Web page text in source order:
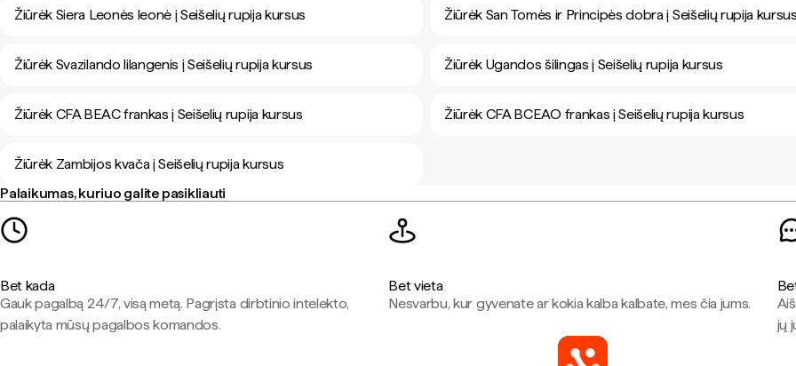
Žiūrėk Siera Leonės leonė į Seišelių rupija kursus Žiūrėk San Tomės ir Principės dobra į Seišelių rupija
Žiūrėk Svazilando lilangenis į Seišelių rupija kursus Žiūrėk Ugandos šilingas į Seišelių rupija kursus
Žiūrėk CFA BEAC frankas į Seišelių rupija kursus Žiūrėk CFA BCEAO frankas į Seišelių rupija kursus
Žiūrėk Zambijos kvača į Seišelių rupija kursus
Palaikumas, kuriuo galite pasikliauti
Bet kada
Gauk pagalbą 24/7, visą metą. Pagrįsta dirbtinio intelekto,
palaikyta mūsų pagalbos komandos.
Bet vieta
Nesvarbu, kur gyvenate ar kokia kalba kalbate, mes čia jums.
jų